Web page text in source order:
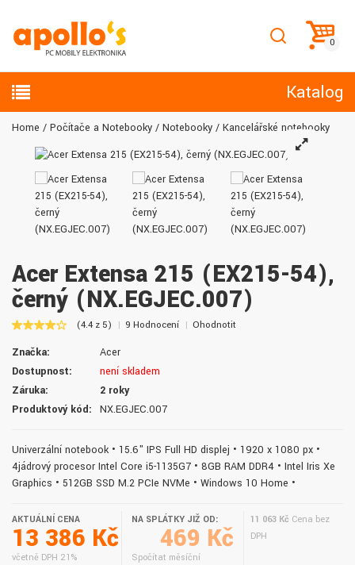
Katalog
Home Počítače a Notebooky Notebooky Kancelářské notebooky
Acer Extensa 215 (EX215-54),
černý (NX.EGJEC.007)
(4.4 z 5) 9 Hodnocení Ohodnotit
Značka:
Acer
Dostupnost:
není skladem
Záruka:
2 roky
Produktový kód:
NX.EGJEC.007
Univerzální notebook • 15.6" IPS Full HD displej • 1920 x 1080 px •
4jádrový procesor Intel Core i5-1135G7 • 8GB RAM DDR4 • Intel Iris Xe
Graphics • 512GB SSD M.2 PCIe NVMe • Windows 10 Home •
AKTUÁLNÍ CENA
13 386 Kč
včetně DPH 21%
NA SPLÁTKY JIŽ OD:
469 Kč
Spočítat měsíční
11 063 Kč Cena bez
DPH